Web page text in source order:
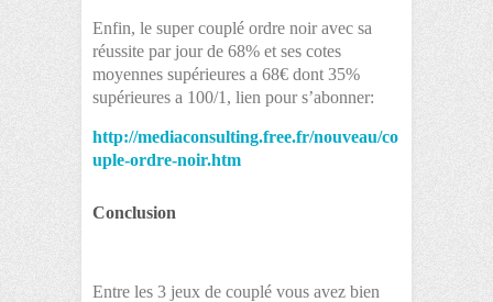
Enfin, le super couplé ordre noir avec sa
réussite par jour de 68% et ses cotes
moyennes supérieures a 68€ dont 35%
supérieures a 100/1, lien pour s’abonner:
http://mediaconsulting.free.fr/nouveau/co
uple-ordre-noir.htm
Conclusion
Entre les 3 jeux de couplé vous avez bien